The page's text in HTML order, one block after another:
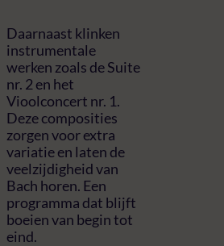
Daarnaast klinken
instrumentale
werken zoals de Suite
nr. 2 en het
Vioolconcert nr. 1.
Deze composities
zorgen voor extra
variatie en laten de
veelzijdigheid van
Bach horen. Een
programma dat blijft
boeien van begin tot
eind.